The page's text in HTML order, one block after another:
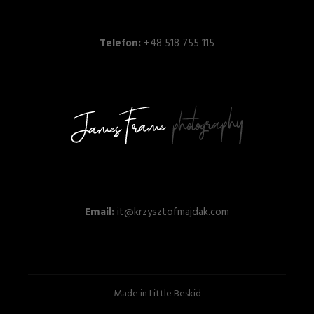
Telefon: +48 518 755 115
Email: it@krzysztofmajdak.com
Made in Little Beskid